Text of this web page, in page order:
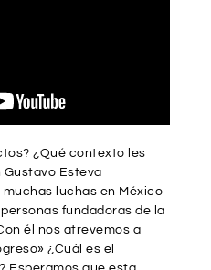
¿Qué contexto les
Gustavo Esteva
luchas en México
fundadoras de la
él nos atrevemos a
¿Cuál es el